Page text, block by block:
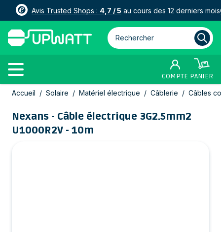
Avis Trusted Shops : 4,7 / 5 au cours des 12 derniers mois
Rechercher parmi plus de
COMPTE PANIER
Allez au contenu
Accueil / Solaire / Matériel électrique / Câblerie / Câbles
Nexans - Câble électrique 3G2.5mm2
U1000R2V - 10m